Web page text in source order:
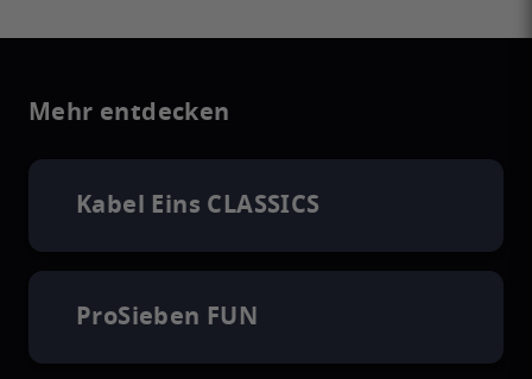
Mehr entdecken
Kabel Eins CLASSICS
ProSieben FUN